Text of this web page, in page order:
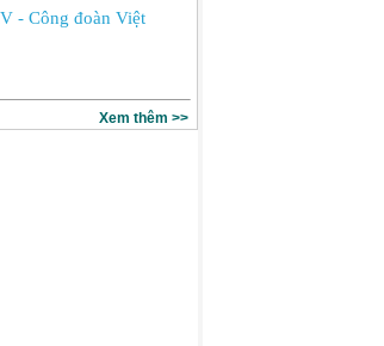
- Công đoàn Việt
Xem thêm >>